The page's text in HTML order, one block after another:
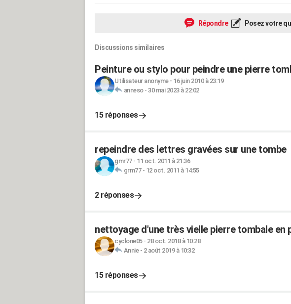
Répondre Posez votre
Discussions similaires
Peinture ou stylo pour peindre une pierre
Utilisateur anonyme- 16 juin 2010 à 23:19
anneso- 30 mai 2023 à 22:02
15 réponses
repeindre des lettres gravées sur une tombe
gmr77- 11 oct. 2011 à 21:36
grm77- 12 oct. 2011 à 14:55
2 réponses
nettoyage d'une très vielle pierre tombale en
cyclone05- 28 oct. 2018 à 10:28
Annie- 2 août 2019 à 10:32
15 réponses